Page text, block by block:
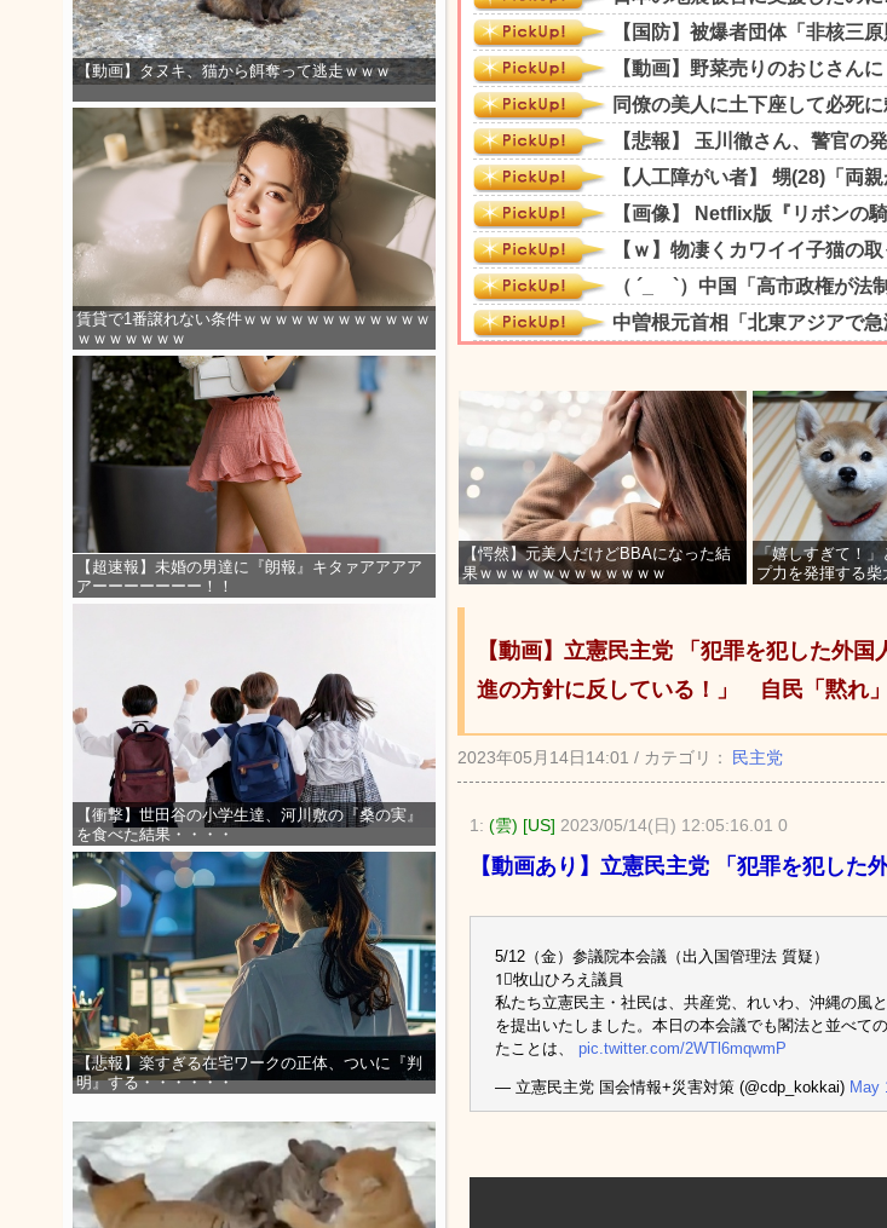
【動画】タヌキ、猫から餌奪って逃走ｗｗｗ
賃貸で1番譲れない条件ｗｗｗｗｗｗｗｗｗｗｗｗ
ｗｗｗｗｗｗｗ
【超速報】未婚の男達に『朗報』キタァアアアア
アーーーーーーー！！
【衝撃】世田谷の小学生達、河川敷の『桑の実』
を食べた結果・・・・
【悲報】楽すぎる在宅ワークの正体、ついに『判
明』する・・・・・・
【愕然】元美人だけどBBAになった結
果ｗｗｗｗｗｗｗｗｗｗｗｗ
「嬉しすぎて！
プ力を発揮する柴
【動画】立憲民主党 「犯罪を犯した外
進の方針に反している！」 自民「黙れ」
2023年05月14日14:01 / カテゴリ： 民主党
1: (雲) [US] 2023/05/14(日) 12:05:16.01 0
【動画あり】立憲民主党 「犯罪を犯し
5/12（金）参議院本会議（出入国管理法 質疑）
1⃣牧山ひろえ議員
私たち立憲民主・社民は、共産党、れいわ、沖縄の風
を提出いたしました。本日の本会議でも閣法と並べて
たことは、 pic.twitter.com/2WTl6mqwmP
— 立憲民主党 国会情報+災害対策 (@cdp_kokkai) May